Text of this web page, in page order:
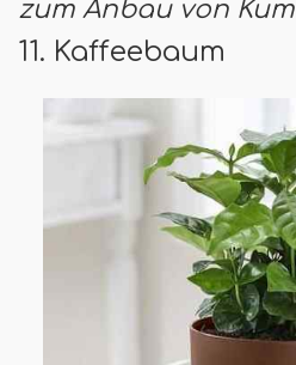
zum Anbau von
11. Kaffeebaum